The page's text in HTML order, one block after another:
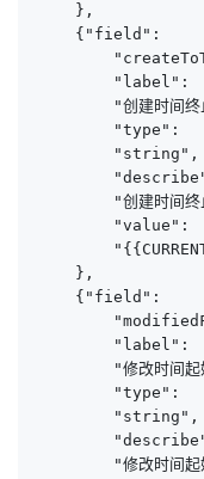
    },
    {"field":
        "label":
"创建时间终
        "type":
        "string",
"创建时间终
        "value":
    },
    {"field":
        "label":
"修改时间起
        "type":
        "string",
"修改时间起